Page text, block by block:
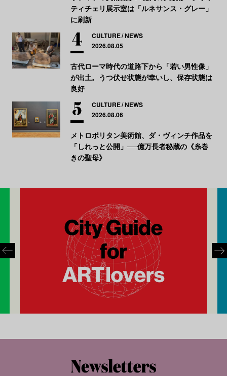
ティチェリ展示室は「ルネサンス・グレー」
に刷新
CULTURE NEWS
2026.08.05
古代ローマ時代の道路下から「若い男性像」
が出土。うつ伏せ状態が幸いし、保存状態は
良好
CULTURE NEWS
2026.08.06
メトロポリタン美術館、ダ・ヴィンチ作品を
「しれっと公開」──億万長者秘蔵の《糸巻
きの聖母》